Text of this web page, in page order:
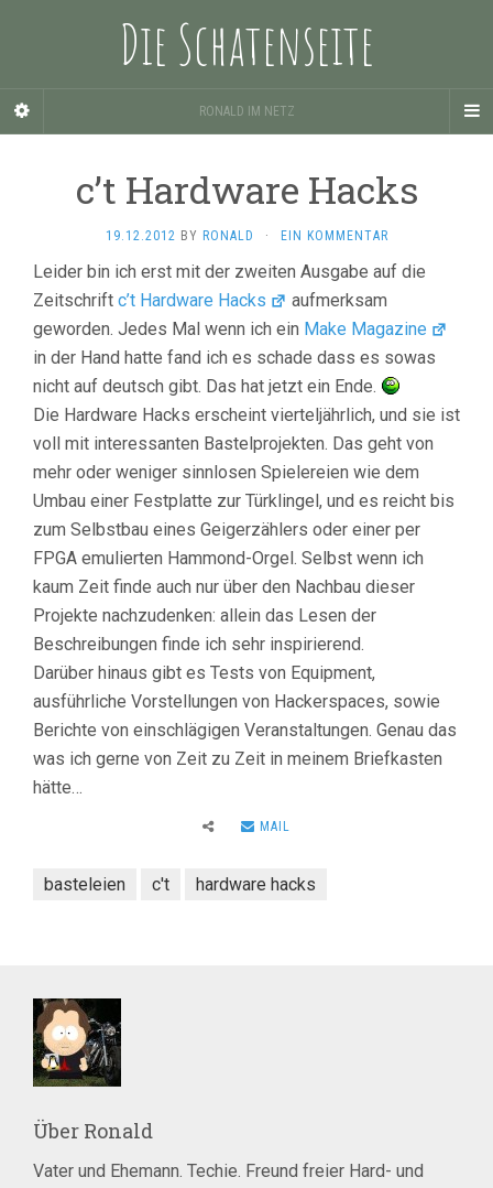
Die Schatenseite
RONALD IM NETZ
c’t Hardware Hacks
19.12.2012 BY RONALD · EIN KOMMENTAR
Leider bin ich erst mit der zweiten Ausgabe auf die
Zeitschrift c’t Hardware Hacks
aufmerksam
geworden. Jedes Mal wenn ich ein Make Magazine
in der Hand hatte fand ich es schade dass es sowas
nicht auf deutsch gibt. Das hat jetzt ein Ende.
Die Hardware Hacks erscheint vierteljährlich, und sie ist
voll mit interessanten Bastelprojekten. Das geht von
mehr oder weniger sinnlosen Spielereien wie dem
Umbau einer Festplatte zur Türklingel, und es reicht bis
zum Selbstbau eines Geigerzählers oder einer per
FPGA emulierten Hammond-Orgel. Selbst wenn ich
kaum Zeit finde auch nur über den Nachbau dieser
Projekte nachzudenken: allein das Lesen der
Beschreibungen finde ich sehr inspirierend.
Darüber hinaus gibt es Tests von Equipment,
ausführliche Vorstellungen von Hackerspaces, sowie
Berichte von einschlägigen Veranstaltungen. Genau das
was ich gerne von Zeit zu Zeit in meinem Briefkasten
hätte…
MAIL
basteleien c't hardware hacks
Über Ronald
Vater und Ehemann. Techie. Freund freier Hard- und